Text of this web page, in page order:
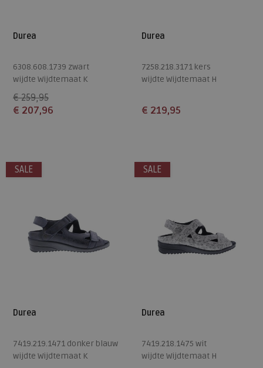
Durea
6308.608.1739 zwart
wijdte Wijdtemaat K
€ 259,95
€ 207,96
Durea
7258.218.3171 kers
wijdte Wijdtemaat H
€ 219,95
SALE
Durea
7419.219.1471 donker blauw
wijdte Wijdtemaat K
SALE
Durea
7419.218.1475 wit
wijdte Wijdtemaat H